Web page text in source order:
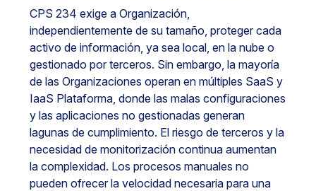
CPS 234 exige a Organización,
independientemente de su tamaño, proteger cada
activo de información, ya sea local, en la nube o
gestionado por terceros. Sin embargo, la mayoría
de las Organizaciones operan en múltiples SaaS y
IaaS Plataforma, donde las malas configuraciones
y las aplicaciones no gestionadas generan
lagunas de cumplimiento. El riesgo de terceros y la
necesidad de monitorización continua aumentan
la complexidad. Los procesos manuales no
pueden ofrecer la velocidad necesaria para una